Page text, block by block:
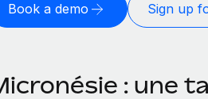
Book a demo Sign up
: une